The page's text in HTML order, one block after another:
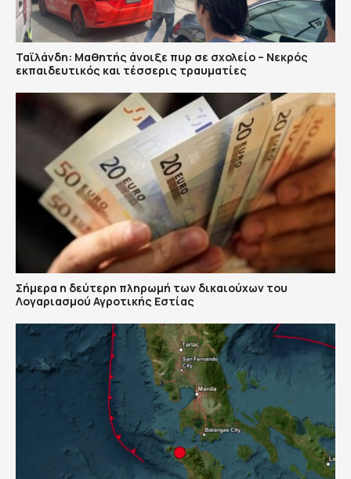
Ταϊλάνδη: Μαθητής άνοιξε πυρ σε σχολείο – Νεκρός
εκπαιδευτικός και τέσσερις τραυματίες
Σήμερα η δεύτερη πληρωμή των δικαιούχων του
Λογαριασμού Αγροτικής Εστίας